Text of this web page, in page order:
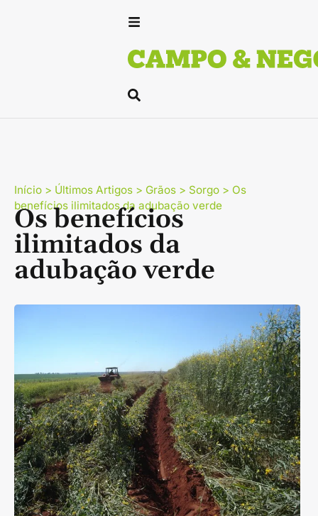
Início > Últimos Artigos > Grãos > Sorgo > Os
benefícios ilimitados da adubação verde
Os benefícios
ilimitados da
adubação verde